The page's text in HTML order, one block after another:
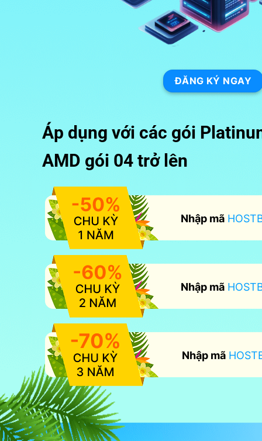
ĐĂNG KÝ NGAY
Áp dụng với các gói
AMD gói 04 trở lên
Nhập mã
Nhập mã
Nhập mã